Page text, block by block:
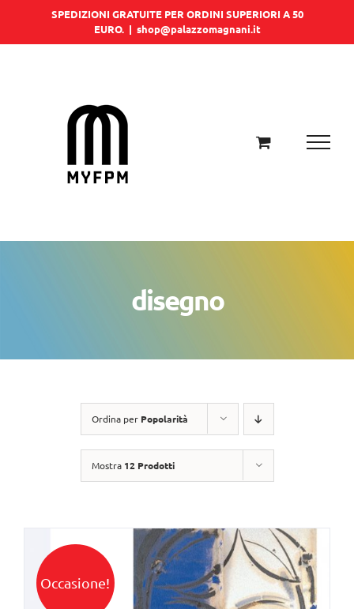
SPEDIZIONI GRATUITE PER ORDINI SUPERIORI A 50
EURO. | shop@palazzomagnani.it
disegno
Ordina per Popolarità
Mostra 12 Prodotti
Occasione!